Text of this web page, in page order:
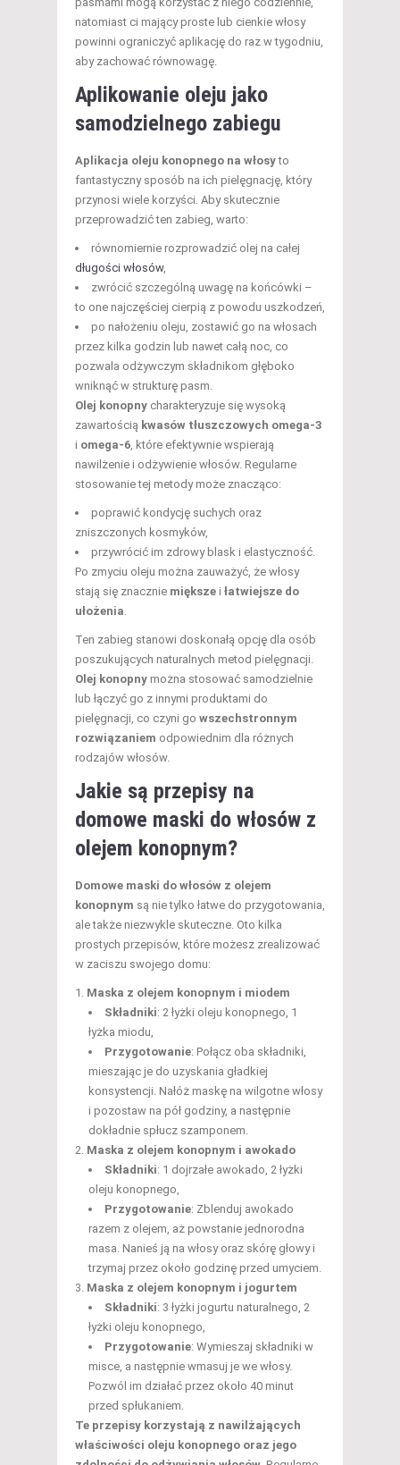
natomiast ci mający proste lub cienkie włosy
powinni ograniczyć aplikację do raz w tygodniu,
aby zachować równowagę.
Aplikowanie oleju jako
samodzielnego zabiegu
Aplikacja oleju konopnego na włosyto
fantastyczny sposób na ich pielęgnację, który
przynosi wiele korzyści. Aby skutecznie
przeprowadzić ten zabieg, warto:
równomiernie rozprowadzić olej na całej
długości włosów,
zwrócić szczególną uwagę na końcówki –
to one najczęściej cierpią z powodu uszkodzeń,
po nałożeniu oleju, zostawić go na włosach
przez kilka godzin lub nawet całą noc, co
pozwala odżywczym składnikom głęboko
wniknąć w strukturę pasm.
Olej konopny charakteryzuje się wysoką
zawartością kwasów tłuszczowych omega-3
i omega-6 , które efektywnie wspierają
nawilżenie i odżywienie włosów. Regularne
stosowanie tej metody może znacząco:
poprawić kondycję suchych oraz
zniszczonych kosmyków,
przywrócić im zdrowy blask i elastyczność.
Po zmyciu oleju można zauważyć, że włosy
stają się znacznie miększe i łatwiejsze do
ułożenia
Ten zabieg stanowi doskonałą opcję dla osób
poszukujących naturalnych metod pielęgnacji.
Olej konopny można stosować samodzielnie
lub łączyć go z innymi produktami do
pielęgnacji, co czyni go wszechstronnym
rozwiązaniem odpowiednim dla różnych
rodzajów włosów.
Jakie są przepisy na
domowe maski do włosów z
olejem konopnym?
Domowe maski do włosów z olejem
konopnym są nie tylko łatwe do przygotowania,
ale także niezwykle skuteczne. Oto kilka
prostych przepisów, które możesz zrealizować
w zaciszu swojego domu:
Maska z olejem konopnym i miodem
Składniki: 2 łyżki oleju konopnego, 1
łyżka miodu,
Przygotowanie: Połącz oba składniki,
mieszając je do uzyskania gładkiej
konsystencji. Nałóż maskę na wilgotne włosy
i pozostaw na pół godziny, a następnie
dokładnie spłucz szamponem.
Maska z olejem konopnym i awokado
Składniki: 1 dojrzałe awokado, 2 łyżki
oleju konopnego,
Przygotowanie: Zblenduj awokado
razem z olejem, aż powstanie jednorodna
masa. Nanieś ją na włosy oraz skórę głowy i
trzymaj przez około godzinę przed umyciem.
Maska z olejem konopnym i jogurtem
Składniki: 3 łyżki jogurtu naturalnego, 2
łyżki oleju konopnego,
Przygotowanie: Wymieszaj składniki w
misce, a następnie wmasuj je we włosy.
Pozwól im działać przez około 40 minut
przed spłukaniem.
Te przepisy korzystają z nawilżających
właściwości oleju konopnego oraz jego